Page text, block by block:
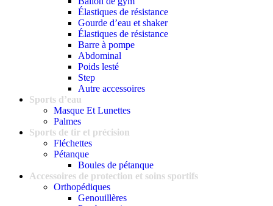
Élastiques de résistance
Gourde d’eau et shaker
Élastiques de résistance
Barre à pompe
Abdominal
Poids lesté
Step
Autre accessoires
Sports d’eau
Masque Et Lunettes
Palmes
Sports de tir et précision
Fléchettes
Pétanque
Boules de pétanque
Accessoires de protection et soins sportifs
Orthopédiques
Genouillères